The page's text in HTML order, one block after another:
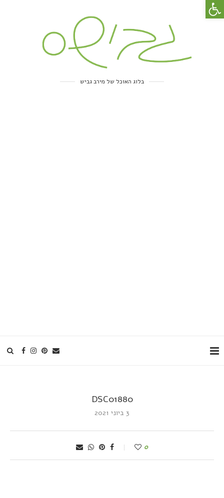
בלוג האוכל של מירב גביש
DSC01880
3 ביוני 2021
0